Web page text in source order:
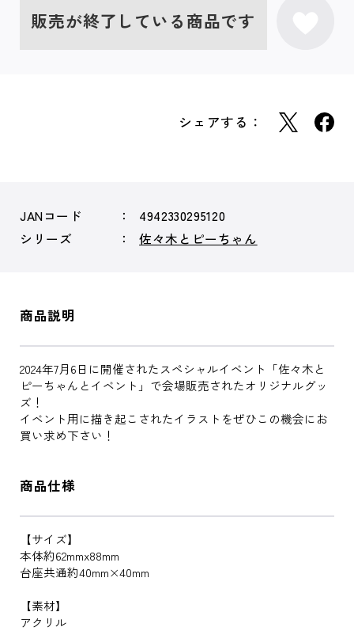
販売が終了している商品です
シェアする：
JANコード
4942330295120
シリーズ
佐々木とピーちゃん
商品説明
2024年7月6日に開催されたスペシャルイベント「佐々木と
ピーちゃんとイベント」で会場販売されたオリジナルグッ
ズ！
イベント用に描き起こされたイラストをぜひこの機会にお
買い求め下さい！
商品仕様
【サイズ】
本体約62mmx88mm
台座共通約40mm×40mm
【素材】
アクリル